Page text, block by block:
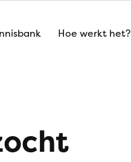
Hoe werkt het?